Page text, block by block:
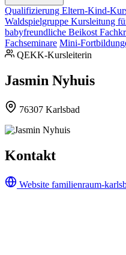
Qualifizierung Eltern-Kind-
Waldspielgruppe Kursleitung
babyfreundliche Beikost
Fachseminare Mini-
QEKK-Kursleiterin
Jasmin Nyhuis
76307 Karlsbad
Kontakt
Website familienraum-